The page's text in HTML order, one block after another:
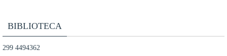
BIBLIOTECA
299 4494362